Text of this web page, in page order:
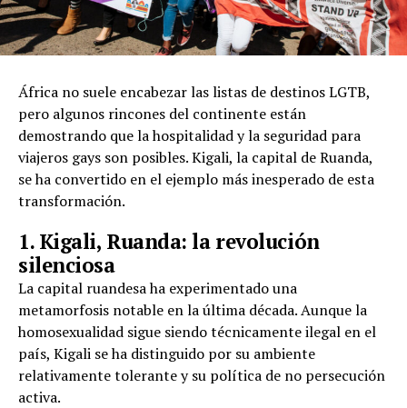
África no suele encabezar las listas de destinos LGTB,
pero algunos rincones del continente están
demostrando que la hospitalidad y la seguridad para
viajeros gays son posibles. Kigali, la capital de Ruanda,
se ha convertido en el ejemplo más inesperado de esta
transformación.
1. Kigali, Ruanda: la revolución
silenciosa
La capital ruandesa ha experimentado una
metamorfosis notable en la última década. Aunque la
homosexualidad sigue siendo técnicamente ilegal en el
país, Kigali se ha distinguido por su ambiente
relativamente tolerante y su política de no persecución
activa.